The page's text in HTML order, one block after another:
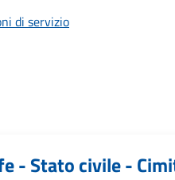
di servizio
- Stato civile -